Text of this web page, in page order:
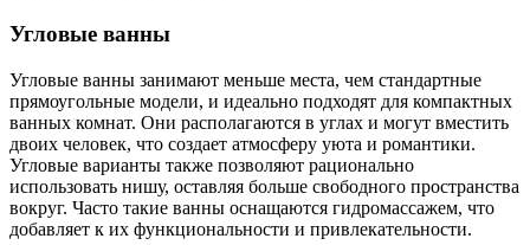
Угловые ванны
Угловые ванны занимают меньше места, чем стандартные
прямоугольные модели, и идеально подходят для компактных
ванных комнат. Они располагаются в углах и могут вместить
двоих человек, что создает атмосферу уюта и романтики.
Угловые варианты также позволяют рационально
использовать нишу, оставляя больше свободного пространства
вокруг. Часто такие ванны оснащаются гидромассажем, что
добавляет к их функциональности и привлекательности.